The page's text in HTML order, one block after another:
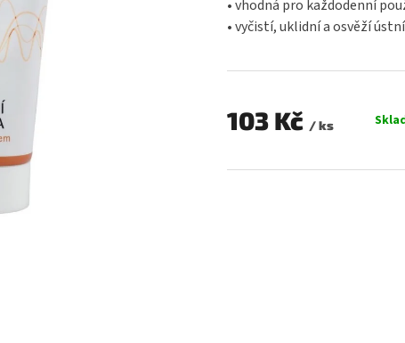
• vhodná pro každodenní
• vyčistí, uklidní a osvěží
103 Kč / ks
0,0
z